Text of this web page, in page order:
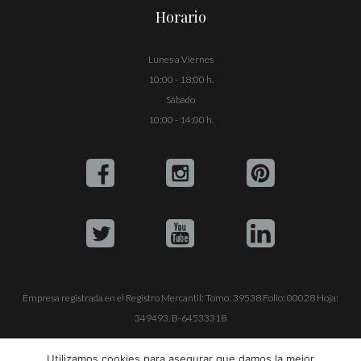
Horario
Lunes a Viernes
10:00 - 18:00 h.
Sábado
10:00 - 14:00 h.
Empresa registrada en el Registro Mercantil: Tomo: 39538 Folio: 00028 Hoja:
349493. B-64533318